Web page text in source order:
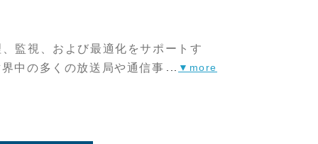
監視、および最適化をサポートす
中の多くの放送局や通信事業者に利
...